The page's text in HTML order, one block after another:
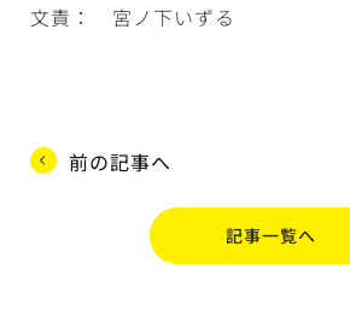
文責： 宮ノ下いずる
前の記事へ
記事一覧へ